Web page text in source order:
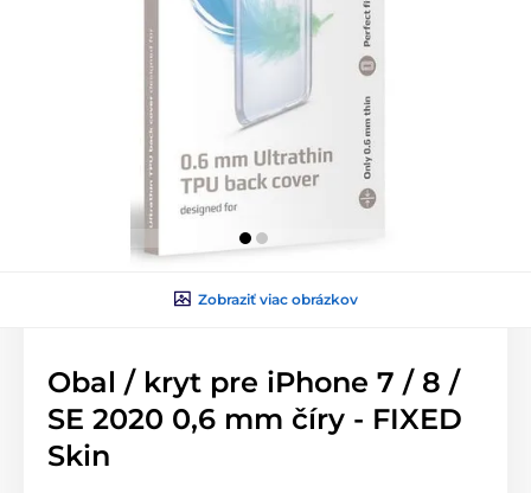
Zobraziť viac obrázkov
Obal / kryt pre iPhone 7 / 8 /
SE 2020 0,6 mm číry - FIXED
Skin